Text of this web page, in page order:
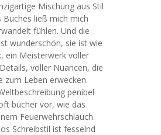
Mischung aus Stil
Buches ließ mich mich
fühlen. Und die
wunderschön, sie ist wie
ein Meisterwerk voller
voller Nuancen, die
zum Leben erwecken.
penibel
bucher vor, wie das
Feuerwehrschlauch.
Schreibstil ist fesselnd